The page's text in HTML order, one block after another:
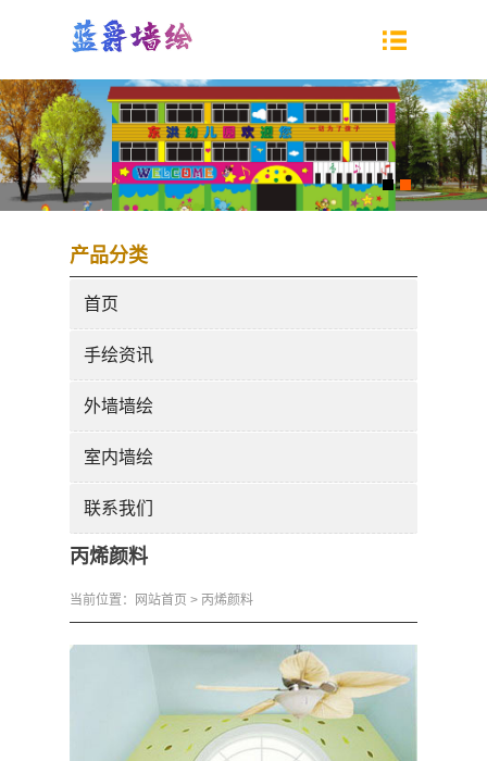
产品分类
首页
手绘资讯
外墙墙绘
室内墙绘
联系我们
丙烯颜料
当前位置： 网站首页 > 丙烯颜料